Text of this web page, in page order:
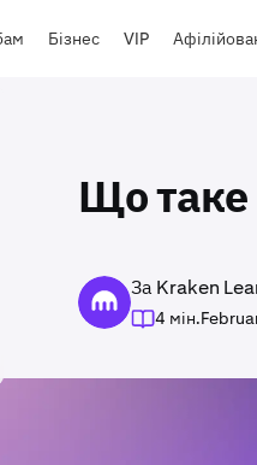
Бізнес VIP
Що таке
За Kraken
4 мін.